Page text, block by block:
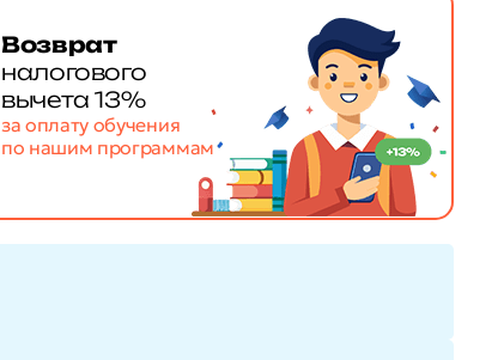
Возврат
налогового
вычета 13%
за оплату обучения
по нашим программам